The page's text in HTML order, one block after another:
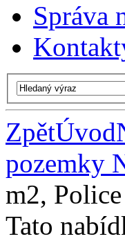
Správa
ZpětÚvod
pozemky
m2,
Tato